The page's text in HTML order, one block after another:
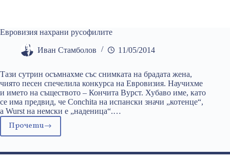
Евровизия нахрани русофилите
Иван Стамболов 11/05/2014
Тази сутрин осъмнахме със снимката на брадата жена,
чиято песен спечелила конкурса на Евровизия. Научихме
и името на съществото – Кончита Вурст. Хубаво име, като
се има предвид, че Conchita на испански значи „котенце“,
а Wurst на немски е „наденица“.…
ПрочетиЕвровизия
русофилите